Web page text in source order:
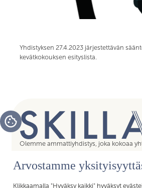
Yhdistyksen 27.4.2023 järjestettävän
kevätkokouksen esityslista.
Arvostamme
Klikkaamalla "Hyväksy kaikki" hyväksyt
Olemme ammattiyhdistys, joka kokoaa
esihenkilöt ja päälliköt – kaikki sujuvan
Liittymällä Skillan jäseneksi saat Akavan
palvelut käyttöösi. Liity Skillaan, liity liittoon!